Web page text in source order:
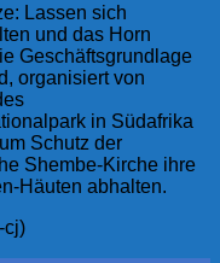
Lassen sich
und das Horn
Geschäftsgrundlage
organisiert von
in Südafrika
Schutz der
Shembe-Kirche ihre
Häuten abhalten.
cj)